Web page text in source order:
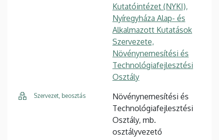
Kutatóintézet (NYKI),
Nyíregyháza Alap- és
Alkalmazott Kutatások
Szervezete,
Növénynemesítési és
Technológiafejlesztési
Osztály
Szervezet, beosztás
Növénynemesítési és
Technológiafejlesztési
Osztály, mb.
osztályvezető